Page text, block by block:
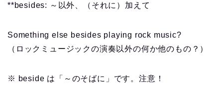
**besides: ～以外、（それに）加えて
Something else besides playing rock music?
（ロックミュージックの演奏以外の何か他のもの？）
※ beside は「～のそばに」です。注意！